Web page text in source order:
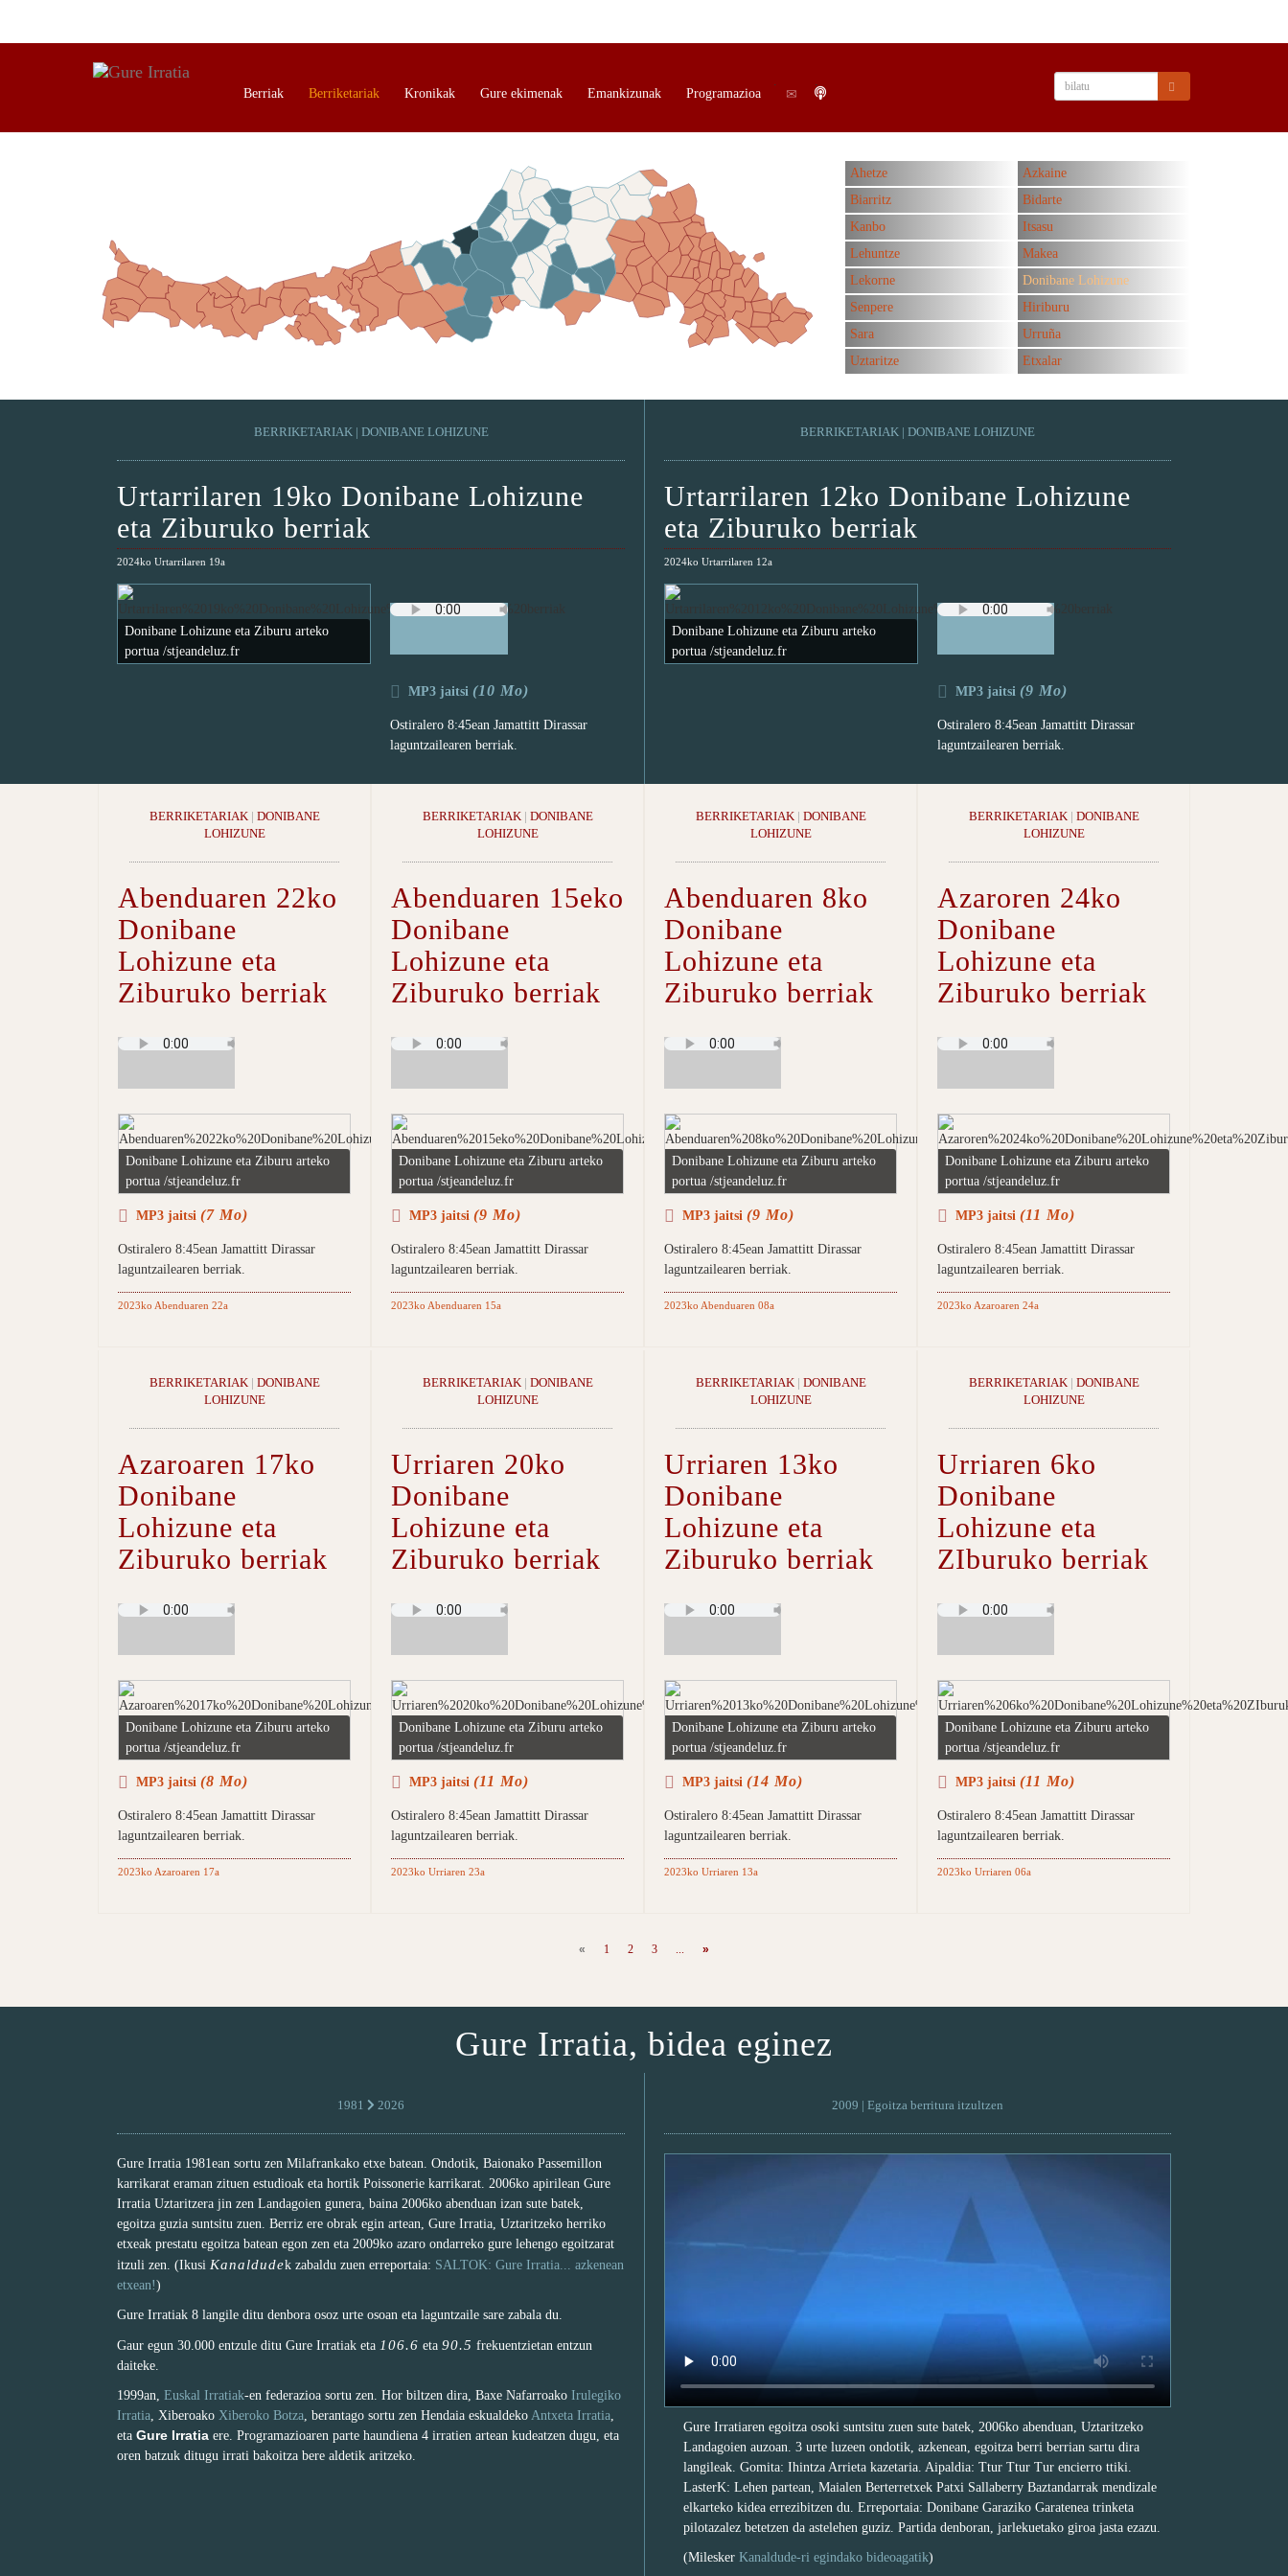
Berriak Berriketariak Kronikak Gure ekimenak Emankizunak Programazioa
. .
Ahetze
Azkaine
Biarritz
Bidarte
Kanbo
Itsasu
Lehuntze
Makea
Lekorne
Donibane Lohizune
Senpere
Hiriburu
Sara
Urruña
Uztaritze
Etxalar
BERRIKETARIAK| DONIBANE LOHIZUNE
Urtarrilaren 19ko Donibane Lohizune
eta Ziburuko berriak
2024ko Urtarrilaren 19a
Donibane Lohizune eta Ziburu arteko
portua /stjeandeluz.fr
MP3 jaitsi (10 Mo)
Ostiralero 8:45ean Jamattitt Dirassar
laguntzailearen berriak.
BERRIKETARIAK DONIBANE LOHIZUNE
Urtarrilaren 12ko Donibane Lohizune
eta Ziburuko berriak
2024ko Urtarrilaren 12a
Donibane Lohizune eta Ziburu arteko
portua /stjeandeluz.fr
MP3 jaitsi (9 Mo)
Ostiralero 8:45ean Jamattitt Dirassar
laguntzailearen berriak.
BERRIKETARIAK| DONIBANE
LOHIZUNE
Abenduaren 22ko
Donibane
Lohizune eta
Ziburuko berriak
Donibane Lohizune eta Ziburu arteko
portua /stjeandeluz.fr
MP3 jaitsi (7 Mo)
Ostiralero 8:45ean Jamattitt Dirassar
laguntzailearen berriak.
2023ko Abenduaren 22a
BERRIKETARIAK| DONIBANE
LOHIZUNE
Abenduaren 15eko
Donibane
Lohizune eta
Ziburuko berriak
Donibane Lohizune eta Ziburu arteko
portua /stjeandeluz.fr
MP3 jaitsi (9 Mo)
Ostiralero 8:45ean Jamattitt Dirassar
laguntzailearen berriak.
2023ko Abenduaren 15a
BERRIKETARIAK| DONIBANE
LOHIZUNE
Abenduaren 8ko
Donibane
Lohizune eta
Ziburuko berriak
Donibane Lohizune eta Ziburu arteko
portua /stjeandeluz.fr
MP3 jaitsi (9 Mo)
Ostiralero 8:45ean Jamattitt Dirassar
laguntzailearen berriak.
2023ko Abenduaren 08a
BERRIKETARIAK| DONIBANE
LOHIZUNE
Azaroren 24ko
Donibane
Lohizune eta
Ziburuko berriak
Donibane Lohizune eta Ziburu arteko
portua /stjeandeluz.fr
MP3 jaitsi (11 Mo)
Ostiralero 8:45ean Jamattitt Dirassar
laguntzailearen berriak.
2023ko Azaroaren 24a
BERRIKETARIAK| DONIBANE
LOHIZUNE
Azaroaren 17ko
Donibane
Lohizune eta
Ziburuko berriak
Donibane Lohizune eta Ziburu arteko
portua /stjeandeluz.fr
MP3 jaitsi (8 Mo)
Ostiralero 8:45ean Jamattitt Dirassar
laguntzailearen berriak.
2023ko Azaroaren 17a
BERRIKETARIAK| DONIBANE
LOHIZUNE
Urriaren 20ko
Donibane
Lohizune eta
Ziburuko berriak
Donibane Lohizune eta Ziburu arteko
portua /stjeandeluz.fr
MP3 jaitsi (11 Mo)
Ostiralero 8:45ean Jamattitt Dirassar
laguntzailearen berriak.
2023ko Urriaren 23a
BERRIKETARIAK| DONIBANE
LOHIZUNE
Urriaren 13ko
Donibane
Lohizune eta
Ziburuko berriak
Donibane Lohizune eta Ziburu arteko
portua /stjeandeluz.fr
MP3 jaitsi (14 Mo)
Ostiralero 8:45ean Jamattitt Dirassar
laguntzailearen berriak.
2023ko Urriaren 13a
BERRIKETARIAK| DONIBANE
LOHIZUNE
Urriaren 6ko
Donibane
Lohizune eta
ZIburuko berriak
Donibane Lohizune eta Ziburu arteko
portua /stjeandeluz.fr
MP3 jaitsi (11 Mo)
Ostiralero 8:45ean Jamattitt Dirassar
laguntzailearen berriak.
2023ko Urriaren 06a
« 1 2 3 »
Gure Irratia, bidea eginez
1981 2026
Gure Irratia 1981ean sortu zen Milafrankako etxe batean. Ondotik, Baionako Passemillon
karrikarat eraman zituen estudioak eta hortik Poissonerie karrikarat. 2006ko apirilean Gure
Irratia Uztaritzera jin zen Landagoien gunera, baina 2006ko abenduan izan sute batek,
egoitza guzia suntsitu zuen. Berriz ere obrak egin artean, Gure Irratia, Uztaritzeko herriko
etxeak prestatu egoitza batean egon zen eta 2009ko azaro ondarreko gure lehengo egoitzarat
itzuli zen. (Ikusi Kanaldudek zabaldu zuen erreportaia: SALTOK: Gure Irratia... azkenean
etxean!)
Gure Irratiak 8 langile ditu denbora osoz urte osoan eta laguntzaile sare zabala du.
Gaur egun 30.000 entzule ditu Gure Irratiak eta 106.6 eta 90.5 frekuentzietan entzun
daiteke.
1999an, Euskal Irratiak-en federazioa sortu zen. Hor biltzen dira, Baxe Nafarroako Irulegiko
Irratia , Xiberoako Xiberoko Botza , berantago sortu zen Hendaia eskualdeko Antxeta Irratia
eta Gure Irratia ere. Programazioaren parte haundiena 4 irratien artean kudeatzen dugu, eta
oren batzuk ditugu irrati bakoitza bere aldetik aritzeko.
2009 | Egoitza berritura itzultzen
Gure Irratiaren egoitza osoki suntsitu zuen sute batek, 2006ko abenduan, Uztaritzeko
Landagoien auzoan. 3 urte luzeen ondotik, azkenean, egoitza berri berrian sartu dira
langileak. Gomita: Ihintza Arrieta kazetaria. Aipaldia: Ttur Ttur Tur encierro ttiki.
LasterK: Lehen partean, Maialen Berterretxek Patxi Sallaberry Baztandarrak mendizale
elkarteko kidea errezibitzen du. Erreportaia: Donibane Garaziko Garatenea trinketa
pilotazalez betetzen da astelehen guziz. Partida denboran, jarlekuetako giroa jasta ezazu.
(Milesker Kanaldude-ri egindako bideoagatik)